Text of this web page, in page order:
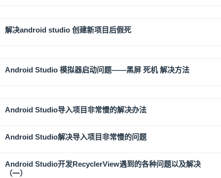
解决android studio 创建新项目后假死
Android Studio 模拟器启动问题——黑屏 死机 解决方法
Android Studio导入项目非常慢的解决办法
Android Studio解决导入项目非常慢的问题
Android Studio开发RecyclerView遇到的各种问题以及解决
（一）